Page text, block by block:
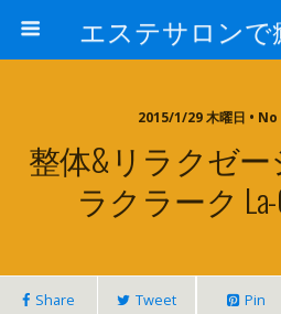
2015/1/29 木曜日 •
整体&リラクゼ
ラクラーク La-
Share Tweet Pin